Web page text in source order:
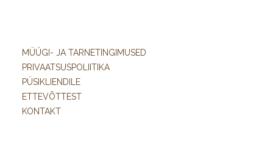
MÜÜGI- JA TARNETINGIMUSED
PRIVAATSUSPOLIITIKA
PÜSIKLIENDILE
ETTEVÕTTEST
KONTAKT